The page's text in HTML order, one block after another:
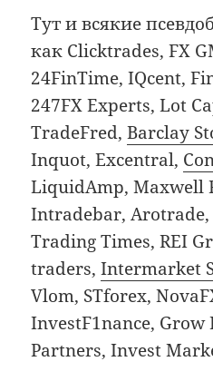
Тут и всякие
как Clicktrades, FX
24FinTime, IQcent,
247FX Experts, Lot
TradeFred,Barclay
Inquot, Excentral,
LiquidAmp, Maxwell
Intradebar, Arotrade,
Trading Times, REI
traders,Intermarket
Vlom, STforex,
InvestF1nance, Grow
Partners, Invest